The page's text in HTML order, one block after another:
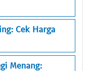
Cek Harga
Menang: